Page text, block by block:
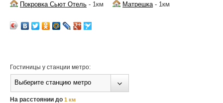
Покровка Сьют Отель - 1км Матрешка- 1км
Гостиницы у станции метро:
Выберите станцию метро
На расстоянии до 1 км